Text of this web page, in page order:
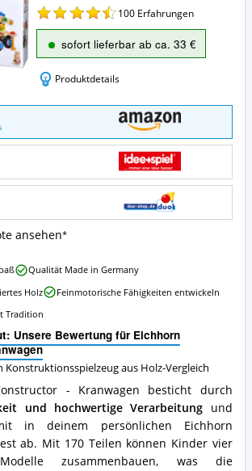
100 Erfahrungen
sofort lieferbar ab ca. 33 €
Produktdetails
ansehen
Unsere Bewertung für Eichhorn
Konstruktionsspielzeug aus Holz-Vergleich
- Kranwagen besticht durch
und hochwertige Verarbeitung und
in deinem persönlichen Eichhorn
ab. Mit 170 Teilen können Kinder vier
zusammenbauen, was die
Qualität Made in Germany
Holz
Feinmotorische Fähigkeiten entwickeln
Tradition